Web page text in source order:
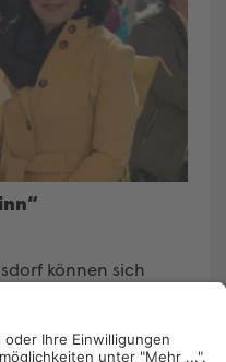
können sich
Ippavitz erzählt, wie
in der